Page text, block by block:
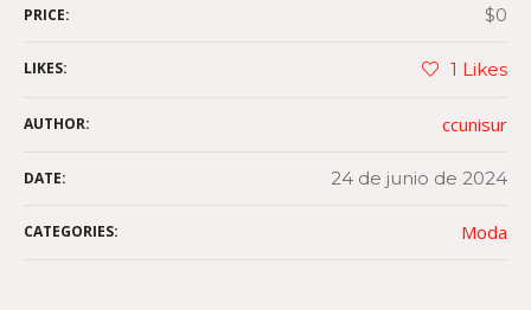
PRICE: $0
LIKES: 1 Likes
AUTHOR: ccunisur
DATE: 24 de junio de 2024
CATEGORIES: Moda